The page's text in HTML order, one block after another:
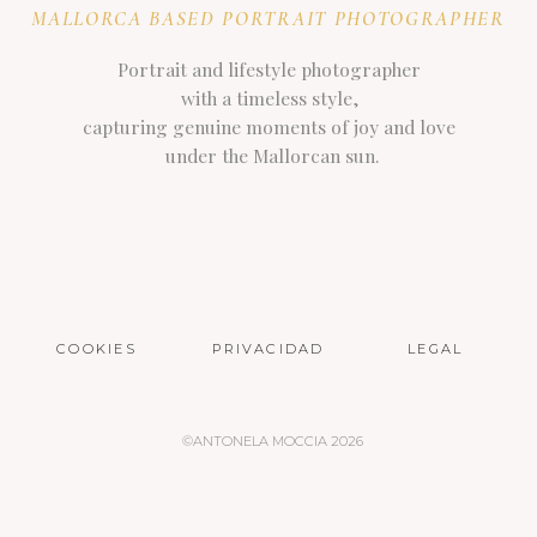
Portrait and lifestyle photographer
with a timeless style,
capturing genuine moments of joy and love
under the Mallorcan sun.
MALLORCA BASED PORTRAIT PHOTOGRAPHER
©ANTONELA MOCCIA 2026
COOKIES PRIVACIDAD LEGAL